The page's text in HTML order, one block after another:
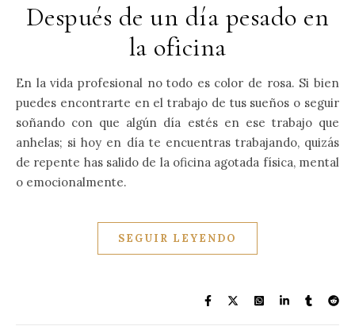
Después de un día pesado en
la oficina
En la vida profesional no todo es color de rosa. Si bien
puedes encontrarte en el trabajo de tus sueños o seguir
soñando con que algún día estés en ese trabajo que
anhelas; si hoy en día te encuentras trabajando, quizás
de repente has salido de la oficina agotada física, mental
o emocionalmente.
SEGUIR LEYENDO